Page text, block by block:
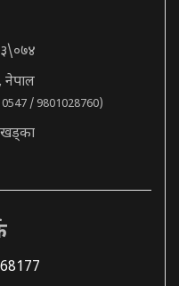
नेपाल
/ 9801028760)
खड्का